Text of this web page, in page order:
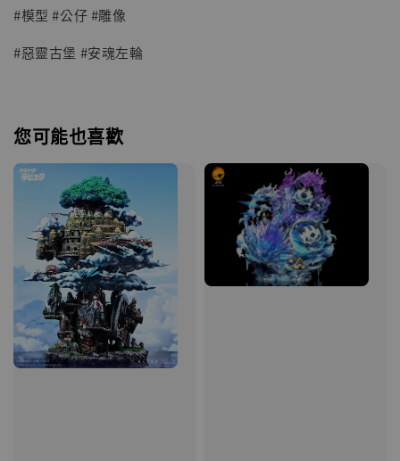
#模型 #公仔 #雕像
#惡靈古堡 #安魂左輪
您可能也喜歡